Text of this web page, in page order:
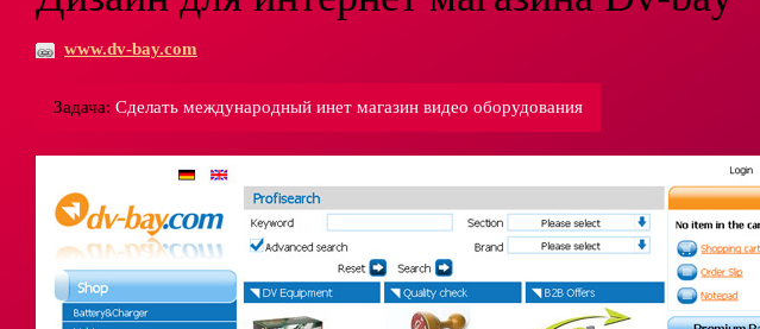
www.dv-bay.com
Задача: Сделать международный инет магазин видео оборудования